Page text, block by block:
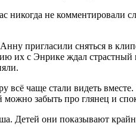
не комментировали
пригласили сняться в
их с Энрике ждал
всё чаще стали видеть
забыть про глянец и
Детей они показывают